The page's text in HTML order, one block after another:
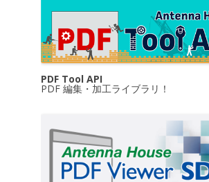
PDF Tool API
PDF 編集・加工ライブラリ！